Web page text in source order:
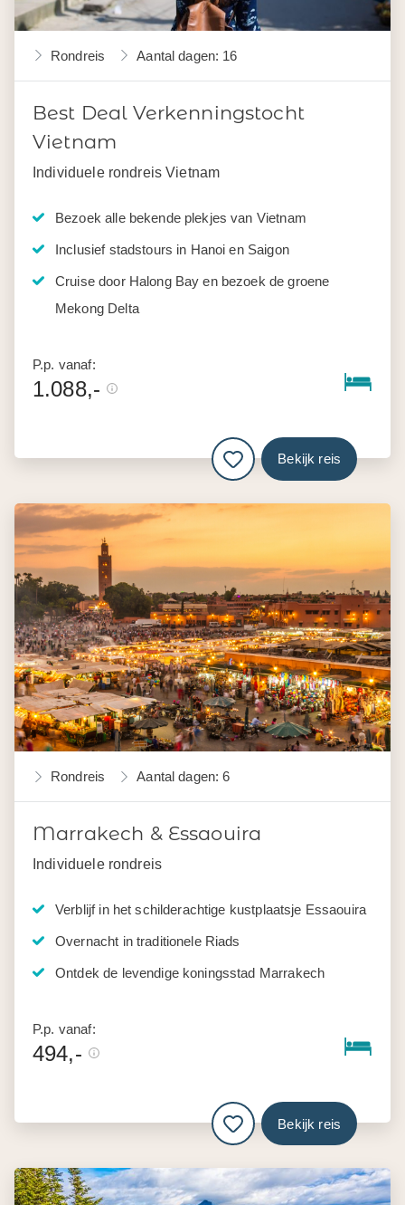
Rondreis Aantal dagen: 16
Best Deal Verkenningstocht
Vietnam
Individuele rondreis Vietnam
Bezoek alle bekende plekjes van Vietnam
Inclusief stadstours in Hanoi en Saigon
Cruise door Halong Bay en bezoek de groene
Mekong Delta
P.p. vanaf:
1.088,-
Bekijk reis
Rondreis Aantal dagen: 6
Marrakech & Essaouira
Individuele rondreis
Verblijf in het schilderachtige kustplaatsje Essaouira
Overnacht in traditionele Riads
Ontdek de levendige koningsstad Marrakech
P.p. vanaf:
494,-
Bekijk reis